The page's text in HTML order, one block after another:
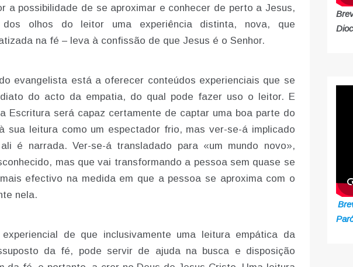
a possibilidade de se aproximar e conhecer de perto a Jesus,
olhos do leitor uma experiência distinta, nova, que
na fé – leva à confissão de que Jesus é o Senhor.
evangelista está a oferecer conteúdos experienciais que se
do acto da empatia, do qual pode fazer uso o leitor. E
Escritura será capaz certamente de captar uma boa parte do
sua leitura como um espectador frio, mas ver-se-á implicado
é narrada. Ver-se-á transladado para «um mundo novo»,
mas que vai transformando a pessoa sem quase se
efectivo na medida em que a pessoa se aproxima com o
nela.
de que inclusivamente uma leitura empática da
da fé, pode servir de ajuda na busca e disposição